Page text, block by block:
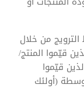
من خلال
قيّموا المنتج/
الذين قيّموا
المتوسطة (أولئك